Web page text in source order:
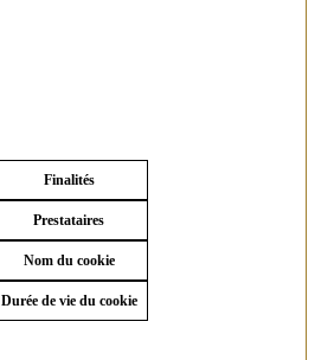
Finalités
Prestataires
Nom du cookie
Durée de vie du cookie